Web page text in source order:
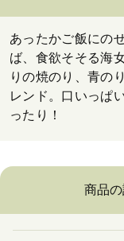
あったかご飯にの
ば、食欲そそる海
りの焼のり、青の
レンド。口いっぱ
ったり！
商品